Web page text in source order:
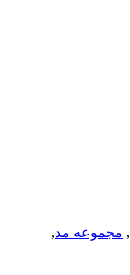
, مجموعه مد,